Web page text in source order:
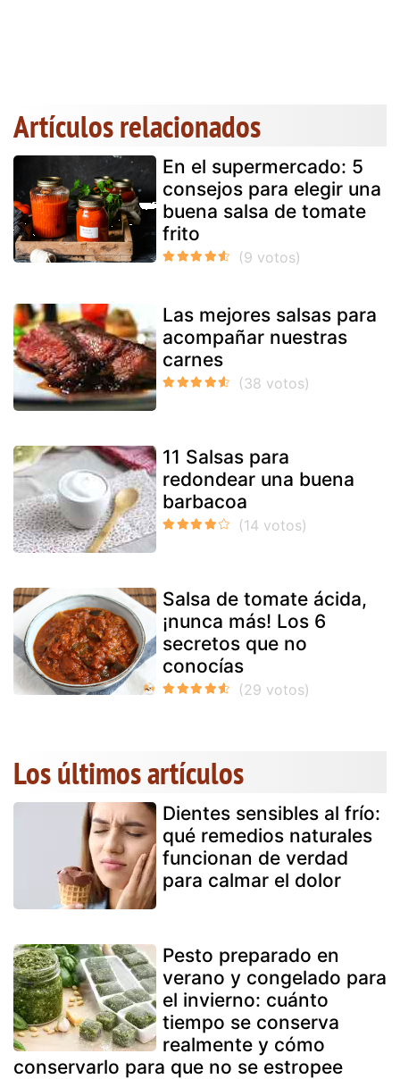
Artículos relacionados
En el supermercado: 5
consejos para elegir una
buena salsa de tomate
frito
Las mejores salsas para
acompañar nuestras
carnes
11 Salsas para
redondear una buena
barbacoa
Salsa de tomate ácida,
¡nunca más! Los 6
secretos que no
conocías
Los últimos artículos
Dientes sensibles al frío:
qué remedios naturales
funcionan de verdad
para calmar el dolor
Pesto preparado en
verano y congelado para
el invierno: cuánto
tiempo se conserva
realmente y cómo
conservarlo para que no se estropee